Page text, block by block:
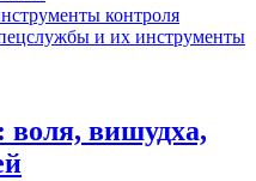
контроля
и их инструменты
вишудха,